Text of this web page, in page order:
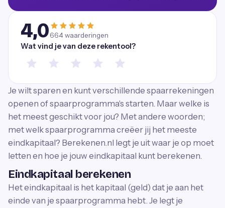
4,0664waarderingen
Wat vind je van deze rekentool?
Je wilt sparen en kunt verschillende spaarrekeningen
openen of spaarprogramma's starten. Maar welke is
het meest geschikt voor jou? Met andere woorden;
met welk spaarprogramma creëer jij het meeste
eindkapitaal? Berekenen.nl legt je uit waar je op moet
letten en hoe je jouw eindkapitaal kunt berekenen.
Eindkapitaal berekenen
Het eindkapitaal is het kapitaal (geld) dat je aan het
einde van je spaarprogramma hebt. Je legt je